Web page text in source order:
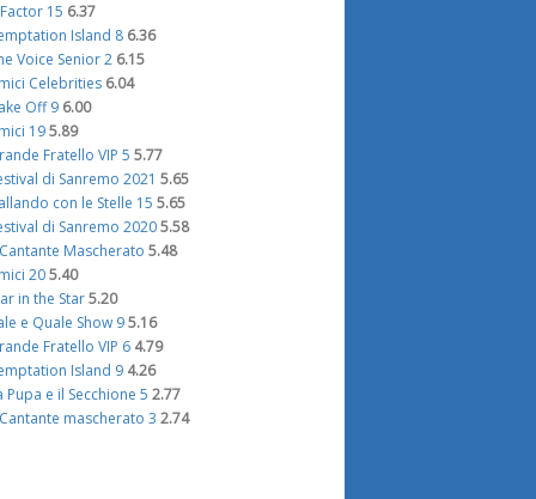
15 6.37
Island 8 6.36
Voice Senior 2 6.15
Celebrities 6.04
Off 9 6.00
19 5.89
Fratello VIP 5 5.77
di Sanremo 2021 5.65
con le Stelle 15 5.65
di Sanremo 2020 5.58
Mascherato 5.48
20 5.40
in the Star 5.20
e Quale Show 9 5.16
Fratello VIP 6 4.79
Island 9 4.26
Pupa e il Secchione 5 2.77
mascherato 3 2.74